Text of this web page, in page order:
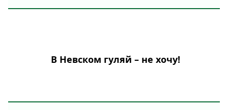
В Невском гуляй – не хочу!